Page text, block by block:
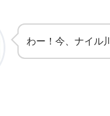
わー！今、ナイル